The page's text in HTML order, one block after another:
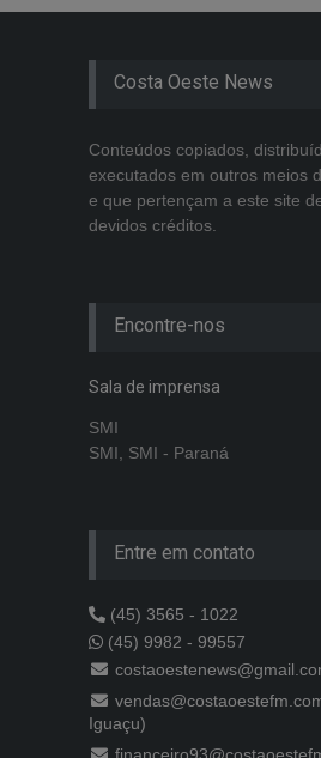
Costa Oeste News
Conteúdos copiados,
executados em outros meios
e que pertençam a este site
devidos créditos.
Encontre-nos
Sala de imprensa
SMI
SMI, SMI - Paraná
Entre em contato
(45) 3565 - 1022
(45) 9982 - 99557
Iguaçu)